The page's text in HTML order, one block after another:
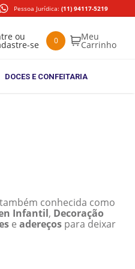
Pessoa Jurídica: (11) 94117-5219
0
DOCES E CONFEITARIA
conhecida como
Infantil, Decoração
e adereços para deixar